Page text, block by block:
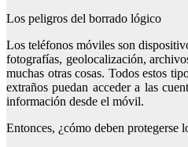
Los peligros del borrado lógico
Los teléfonos móviles son
fotografías, geolocalización,
muchas otras cosas. Todos estos
extraños puedan acceder a las
información desde el móvil.
Entonces, ¿cómo deben protegerse